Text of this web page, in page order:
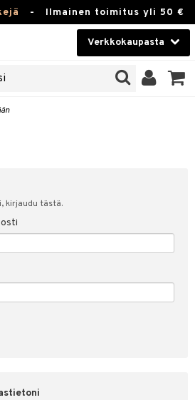
- Ilmainen toimitus yli 50 €
Verkkokaupasta
kirjaudu tästä.